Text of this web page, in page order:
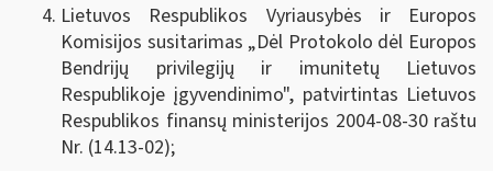
Lietuvos Respublikos Vyriausybės ir Europos
Komisijos susitarimas „Dėl Protokolo dėl Europos
Bendrijų privilegijų ir imunitetų Lietuvos
Respublikoje įgyvendinimo", patvirtintas Lietuvos
Respublikos finansų ministerijos 2004-08-30 raštu
Nr. (14.13-02);